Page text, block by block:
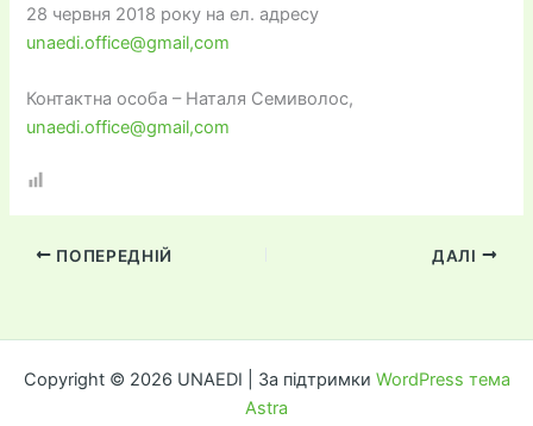
28 червня 2018 року на ел. адресу
unaedi.office@gmail,com
Контактна особа – Наталя Семиволос,
unaedi.office@gmail,com
ПОПЕРЕДНІЙ ДАЛІ
Copyright © 2026 UNAEDI | За підтримки WordPress тема
Astra